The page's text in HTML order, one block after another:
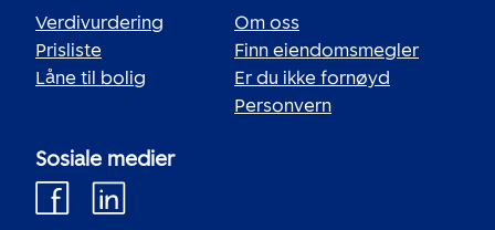
Verdivurdering
Prisliste
Låne til bolig
Om oss
Finn eiendomsmegler
Er du ikke fornøyd
Personvern
Sosiale medier